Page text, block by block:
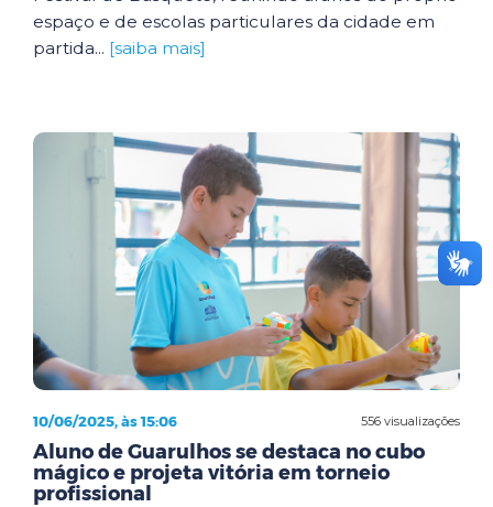
espaço e de escolas particulares da cidade em
partida... [saiba mais]
556 visualizações
10/06/2025, às 15:06
Aluno de Guarulhos se destaca no cubo
mágico e projeta vitória em torneio
profissional